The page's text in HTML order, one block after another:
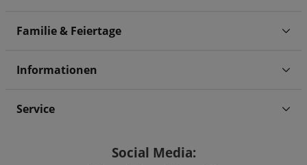
Familie & Feiertage
Informationen
Service
Social Media: